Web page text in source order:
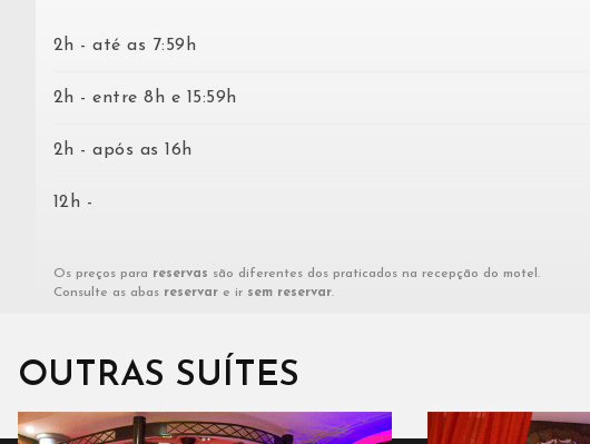
2h - até as 7:59h
2h - entre 8h e 15:59h
2h - após as 16h
12h -
Os preços para reservas são diferentes dos praticados na recepção do motel.
Consulte as abas reservar e ir sem reservar.
OUTRAS SUÍTES